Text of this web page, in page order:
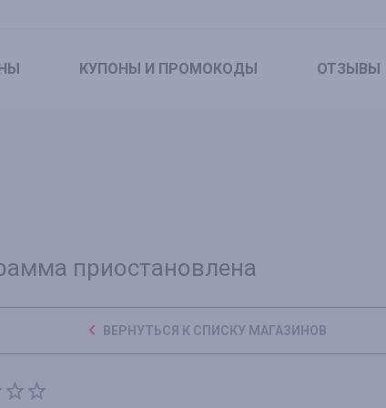
КУПОНЫ И ПРОМОКОДЫ ОТЗЫВЫ
приостановлена
ВЕРНУТЬСЯ К СПИСКУ МАГАЗИНОВ